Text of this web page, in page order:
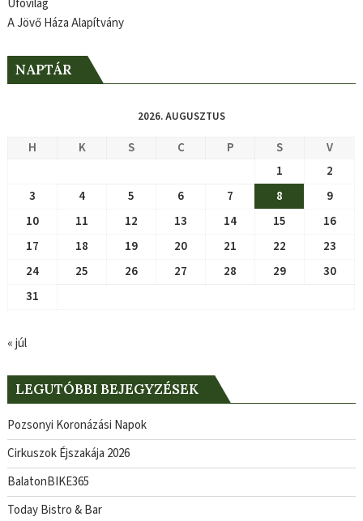
Ufóvilág
A Jövő Háza Alapítvány
NAPTÁR
2026. AUGUSZTUS
H K S C P S
V
1
2
3
4 5 6 7 8
9
10
11 12 13 14 15
16
17
18 19 20 21 22
23
24
25 26 27 28 29
30
31
« júl
LEGUTÓBBI BEJEGYZÉSEK
Pozsonyi Koronázási Napok
Cirkuszok Éjszakája 2026
BalatonBIKE365
Today Bistro & Bar